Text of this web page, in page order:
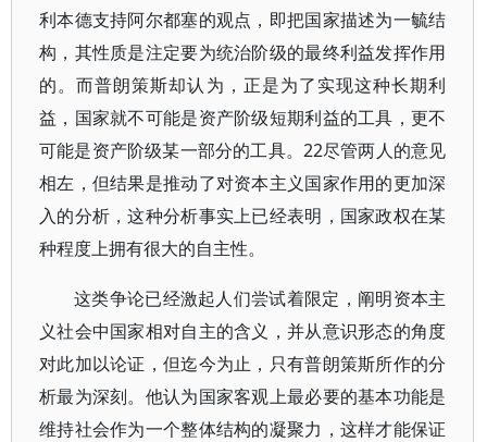
利本德支持阿尔都塞的观点，即把国家描述为一毓结
构，其性质是注定要为统治阶级的最终利益发挥作用
的。而普朗策斯却认为，正是为了实现这种长期利
益，国家就不可能是资产阶级短期利益的工具，更不
可能是资产阶级某一部分的工具。22尽管两人的意见
相左，但结果是推动了对资本主义国家作用的更加深
入的分析，这种分析事实上已经表明，国家政权在某
种程度上拥有很大的自主性。
这类争论已经激起人们尝试着限定，阐明资本主
义社会中国家相对自主的含义，并从意识形态的角度
对此加以论证，但迄今为止，只有普朗策斯所作的分
析最为深刻。他认为国家客观上最必要的基本功能是
维持社会作为一个整体结构的凝聚力，这样才能保证